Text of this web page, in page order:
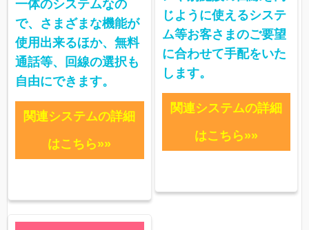
一体のシステムなの
で、さまざまな機能が
使用出来るほか、無料
通話等、回線の選択も
自由にできます。
関連システムの詳細
はこちら»»
じように使えるシステ
ム等お客さまのご要望
に合わせて手配をいた
します。
関連システムの詳細
はこちら»»